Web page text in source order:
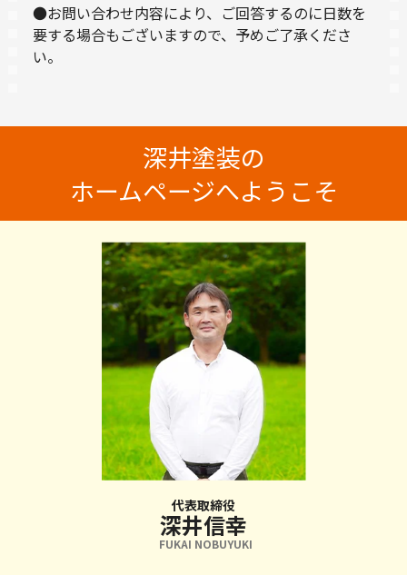
●お問い合わせ内容により、ご回答するのに日数を
要する場合もございますので、予めご了承くださ
い。
深井塗装の
ホームページへようこそ
代表取締役
深井信幸
FUKAI NOBUYUKI